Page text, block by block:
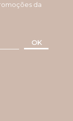
da
OK